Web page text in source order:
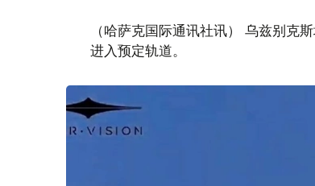
（哈萨克国际通讯社讯） 乌兹别克
进入预定轨道。